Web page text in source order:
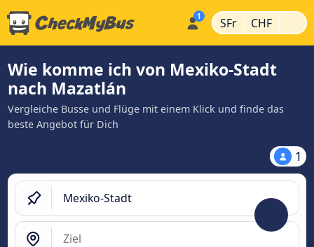
SFr | CHF |
Wie komme ich von Mexiko-Stadt
nach Mazatlán
Vergleiche Busse und Flüge mit einem Klick und finde das
beste Angebot für Dich
1